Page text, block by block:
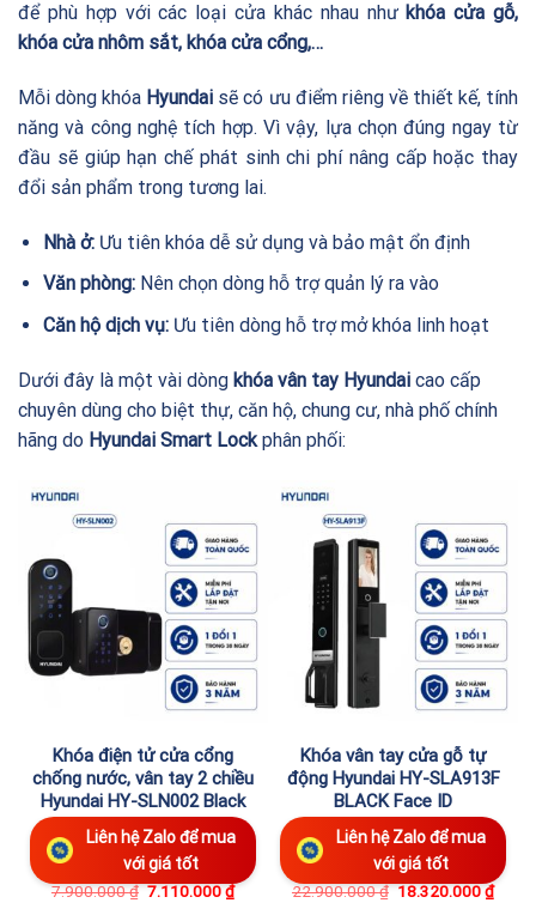
để phù hợp với các loại cửa khác nhau như khóa cửa gỗ,
khóa cửa nhôm sắt, khóa cửa cổng,…
Mỗi dòng khóa Hyundai sẽ có ưu điểm riêng về thiết kế, tính
năng và công nghệ tích hợp. Vì vậy, lựa chọn đúng ngay từ
đầu sẽ giúp hạn chế phát sinh chi phí nâng cấp hoặc thay
đổi sản phẩm trong tương lai.
Nhà ở:Ưu tiên khóa dễ sử dụng và bảo mật ổn định
Văn phòng:Nên chọn dòng hỗ trợ quản lý ra vào
Căn hộ dịch vụ:Ưu tiên dòng hỗ trợ mở khóa linh hoạt
Dưới đây là một vài dòng khóa vân tay Hyundai cao cấp
chuyên dùng cho biệt thự, căn hộ, chung cư, nhà phố chính
hãng do Hyundai Smart Lockphân phối:
Khóa điện tử cửa cổng
chống nước, vân tay 2 chiều
Hyundai HY-SLN002 Black
Liên hệ Zalo để mua
với giá tốt
7.900.000₫ 7.110.000₫
Khóa vân tay cửa gỗ tự
động Hyundai HY-SLA913F
BLACK Face ID
Liên hệ Zalo để mua
với giá tốt
22.900.000₫ 18.320.000₫